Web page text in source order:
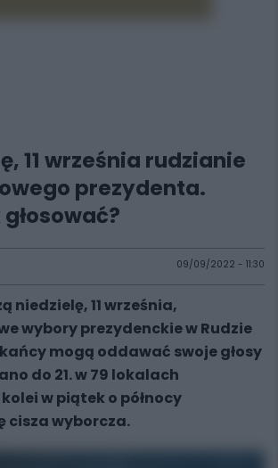
11 września rudzianie
prezydenta.
09/09/2022 - 11:30
niedzielę, 11 września,
wybory prezydenckie w Rudzie
mogą oddawać swoje głosy
do 21. w 79 lokalach
w piątek o północy
cisza wyborcza.